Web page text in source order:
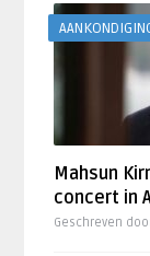
Mahsun
concert in
Geschreven